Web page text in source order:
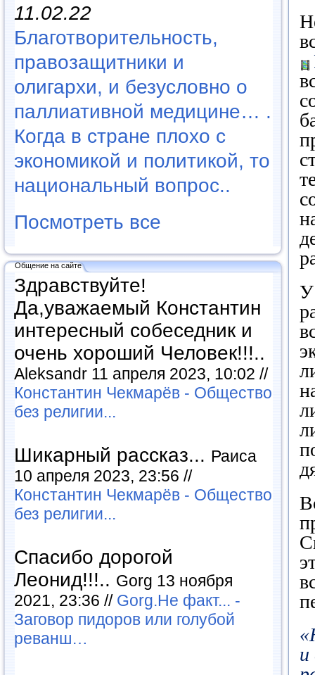
11.02.22
Благотворительность,
правозащитники и
олигархи, и безусловно о
паллиативной медицине… .
Когда в стране плохо с
экономикой и политикой, то
национальный вопрос..
Посмотреть все
Общение на сайте
Здравствуйте!
Да,уважаемый Константин
интересный собеседник и
очень хороший Человек!!!..
Aleksandr 11 апреля 2023, 10:02 //
Константин Чекмарёв - Общество
без религии...
Шикарный рассказ... Раиса
10 апреля 2023, 23:56 //
Константин Чекмарёв - Общество
без религии...
Спасибо дорогой
Леонид!!!.. Gorg 13 ноября
2021, 23:36 // Gorg.Не факт... -
Заговор пидоров или голубой
реванш…
У
и